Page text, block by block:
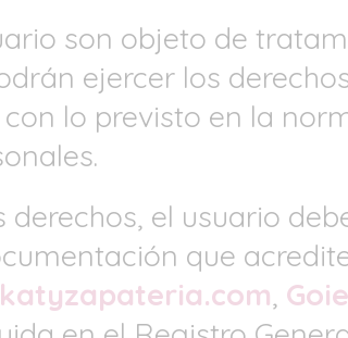
son objeto de
ejercer los
lo previsto en la
el usuario
que
katyzapateria.com,